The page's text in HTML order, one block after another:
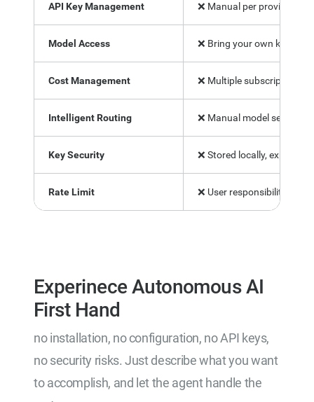
API Key Management ❌ Manual per provide
Model Access ❌ Bring your own keys
Cost Management ❌ Multiple subscriptions
Intelligent Routing ❌ Manual model selection
Key Security ❌ Stored locally, exposed
Rate Limit ❌ User responsibility
Experinece Autonomous AI
First Hand
no installation, no configuration, no API keys,
no security risks. Just describe what you want
to accomplish, and let the agent handle the